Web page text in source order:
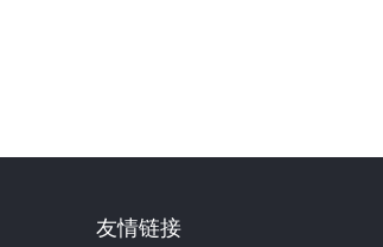
友情链接